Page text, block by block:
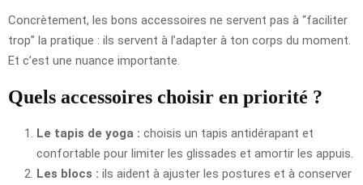
Concrètement, les bons accessoires ne servent pas à “faciliter
trop” la pratique : ils servent à l’adapter à ton corps du moment.
Et c’est une nuance importante.
Quels accessoires choisir en priorité ?
Le tapis de yoga : choisis un tapis antidérapant et
confortable pour limiter les glissades et amortir les appuis.
Les blocs : ils aident à ajuster les postures et à conserver